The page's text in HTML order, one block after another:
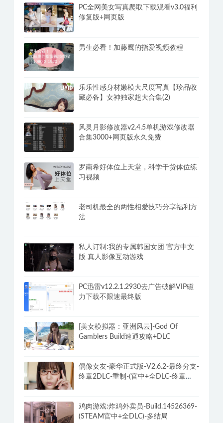
PC全网美女写真爬取下载观看v3.0福利
修复版+网页版
男生必看！加藤鹰的指爱视频教程
乐乐性感身材嫩模大尺度写真【珍品收
藏必备】女神独家超大合集(2)
风灵月影修改器v2.4.5单机游戏修改器
合集3000+网页版永久免费
罗南希好体位上天堂，科学干货体位练
习视频
老司机最全的两性相爱技巧分享福利方
法
私人订制:我的专属韩国女团 官方中文
版 真人影像互动游戏
PC迅雷v12.2.1.2930去广告破解VIP磁
力下载不限速最终版
[美女模拟器：亚洲风云]-God Of
Gamblers Build速通攻略+DLC
偶像女友-豪华正式版-V2.6.2-最终分支-
终章2DLC-重制-(官中+全DLC-终章
鸡肉游戏:炸鸡外卖员-Build.14526369-
(STEAM官中+全DLC)-多结局